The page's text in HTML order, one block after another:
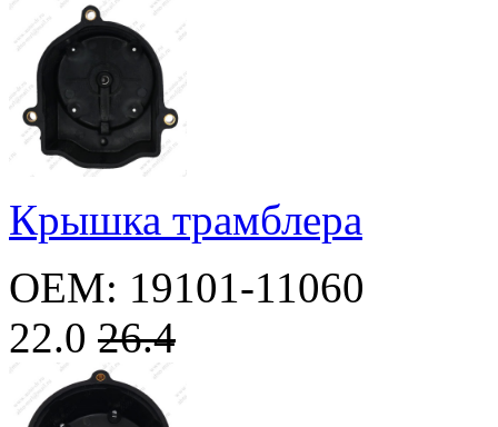
Крышка трамблера
OEM: 19101-11060
22.0 26.4